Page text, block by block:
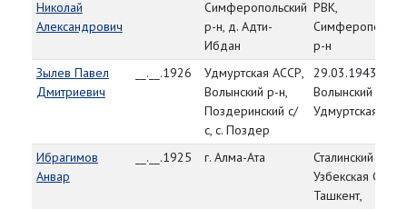
Николай
Александрович
Симферопольский
р-н, д. Адти-
Ибдан
РВК,
р-н
Зылев Павел
Дмитриевич
__.__.1926
Удмуртская АССР,
Волынский р-н,
Поздеринский с/
с, с. Поздер
29.03.1943,
Волынский РВК,
Удмуртская
Ибрагимов
Анвар
__.__.1925 г. Алма-Ата
Сталинский РВК,
Узбекская ССР, г.
Ташкент,